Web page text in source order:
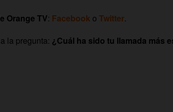
Orange TV: Facebook o Twitter.
la pregunta: ¿Cuál ha sido tu llamada más